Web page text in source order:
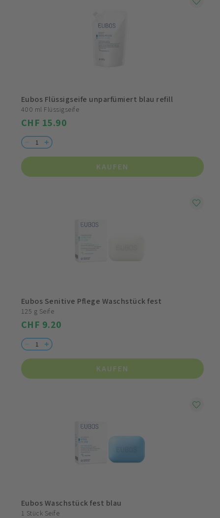
Eubos Flüssigseife unparfümiert blau refill
400 ml Flüssigseife
CHF 15.90
KAUFEN
Eubos Senitive Pflege Waschstück fest
125 g Seife
CHF 9.20
KAUFEN
Eubos Waschstück fest blau
1 Stück Seife